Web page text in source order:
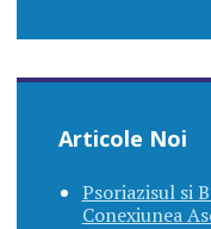
Articole Noi
Psoriazisul si
Conexiunea